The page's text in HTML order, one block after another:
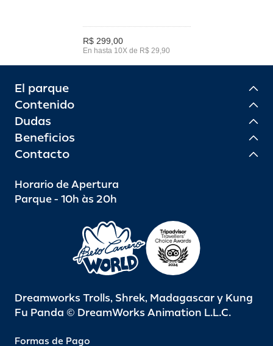
R$ 299,00
En hasta 10X de R$ 29,90
El parque
Contenido
Dudas
Beneficios
Contacto
Horario de Apertura
Parque - 10h às 20h
Dreamworks Trolls, Shrek, Madagascar y Kung
Fu Panda © DreamWorks Animation L.L.C.
Formas de Pago